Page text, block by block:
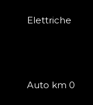
Elettriche
Auto km 0